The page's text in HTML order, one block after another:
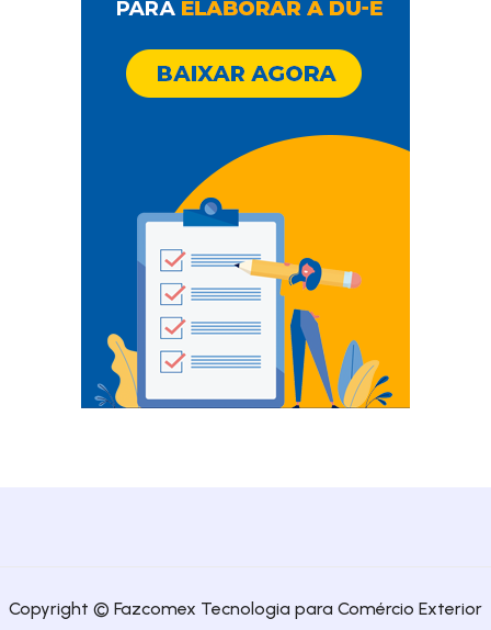
Copyright © Fazcomex Tecnologia para Comércio Exterior